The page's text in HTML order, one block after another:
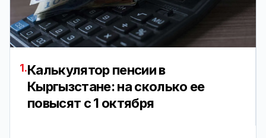
1.Калькулятор пенсии в
Кыргызстане: на сколько ее
повысят с 1 октября